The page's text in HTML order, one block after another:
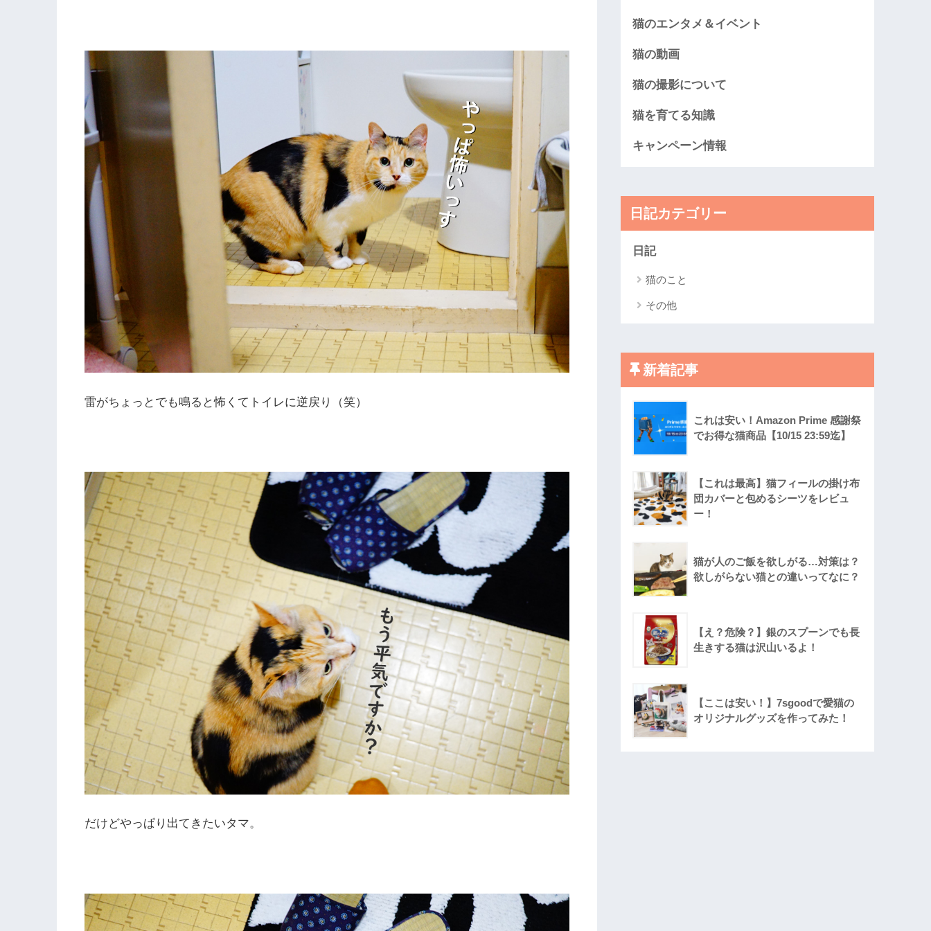
雷がちょっとでも鳴ると怖くてトイレに逆戻り（笑）
だけどやっぱり出てきたいタマ。
猫のエンタメ＆イベント
猫の動画
猫の撮影について
猫を育てる知識
キャンペーン情報
日記カテゴリー
日記
猫のこと
その他
新着記事
これは安い！Amazon Prime 感謝祭
でお得な猫商品【10/15 23:59迄】
【これは最高】猫フィールの掛け布
団カバーと包めるシーツをレビュ
ー！
猫が人のご飯を欲しがる…対策は？
欲しがらない猫との違いってなに？
【え？危険？】銀のスプーンでも長
生きする猫は沢山いるよ！
【ここは安い！】7sgoodで愛猫の
オリジナルグッズを作ってみた！